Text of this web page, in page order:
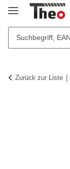
Zurück zur Liste